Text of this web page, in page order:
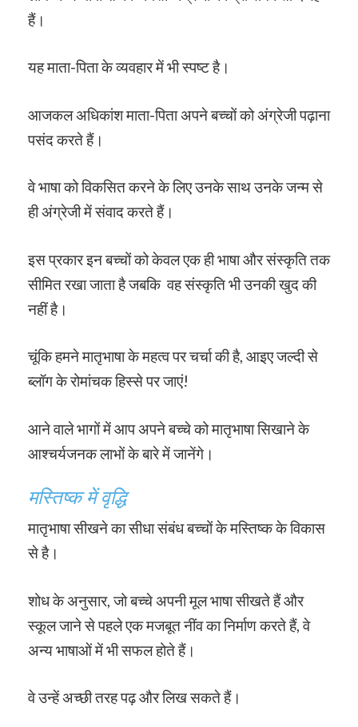
हैं।
यह माता-पिता के व्यवहार में भी स्पष्ट है।
आजकल अधिकांश माता-पिता अपने बच्चों को अंग्रेजी पढ़ाना
पसंद करते हैं।
वे भाषा को विकसित करने के लिए उनके साथ उनके जन्म से
ही अंग्रेजी में संवाद करते हैं।
इस प्रकार इन बच्चों को केवल एक ही भाषा और संस्कृति तक
सीमित रखा जाता है जबकि वह संस्कृति भी उनकी खुद की
नहीं है।
चूंकि हमने मातृभाषा के महत्व पर चर्चा की है, आइए जल्दी से
ब्लॉग के रोमांचक हिस्से पर जाएं!
आने वाले भागों में आप अपने बच्चे को मातृभाषा सिखाने के
आश्चर्यजनक लाभों के बारे में जानेंगे।
मस्तिष्क में वृद्धि
मातृभाषा सीखने का सीधा संबंध बच्चों के मस्तिष्क के विकास
से है।
शोध के अनुसार, जो बच्चे अपनी मूल भाषा सीखते हैं और
स्कूल जाने से पहले एक मजबूत नींव का निर्माण करते हैं, वे
अन्य भाषाओं में भी सफल होते हैं।
वे उन्हें अच्छी तरह पढ़ और लिख सकते हैं।